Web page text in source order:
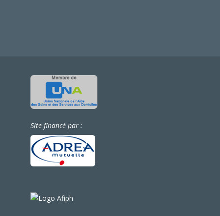
Site financé par :